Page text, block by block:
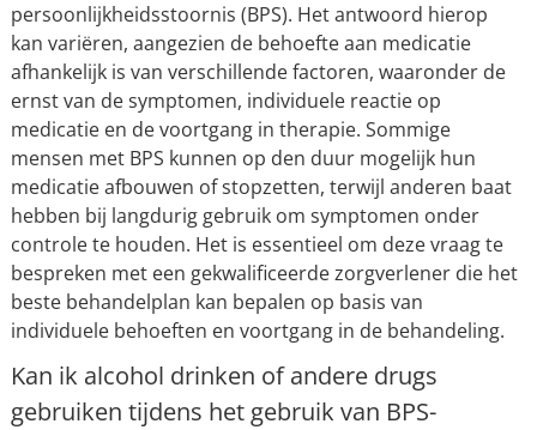
persoonlijkheidsstoornis (BPS). Het antwoord hierop
kan variëren, aangezien de behoefte aan medicatie
afhankelijk is van verschillende factoren, waaronder de
ernst van de symptomen, individuele reactie op
medicatie en de voortgang in therapie. Sommige
mensen met BPS kunnen op den duur mogelijk hun
medicatie afbouwen of stopzetten, terwijl anderen baat
hebben bij langdurig gebruik om symptomen onder
controle te houden. Het is essentieel om deze vraag te
bespreken met een gekwalificeerde zorgverlener die het
beste behandelplan kan bepalen op basis van
individuele behoeften en voortgang in de behandeling.
Kan ik alcohol drinken of andere drugs
gebruiken tijdens het gebruik van BPS-